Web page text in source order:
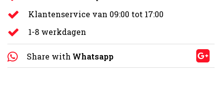
Klantenservice van 09:00 tot 17:00
1-8 werkdagen
Share with Whatsapp